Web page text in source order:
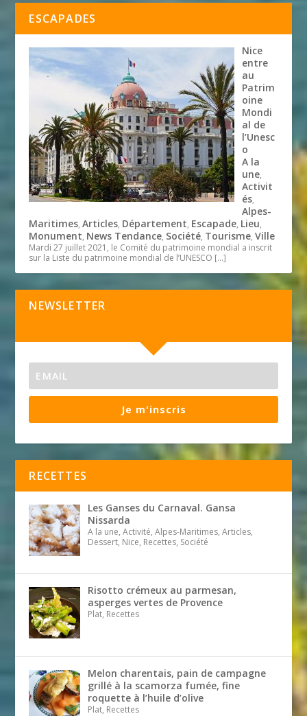
ESCAPADES
Nice
entre
au
Patrim
oine
Mondi
al de
l’Unesc
o
A la
une,
Activit
és,
Alpes-
Maritimes,Articles, Département, Escapade, Lieu,
Monument, News Tendance, Société, Tourisme,Ville
Mardi 27 juillet 2021, le Comité du patrimoine mondial a inscrit
sur la Liste du patrimoine mondial de l’UNESCO […]
NEWSLETTER
Je m'inscris
RECETTES
Les Ganses du Carnaval. Gansa
Nissarda
A la une, Activité, Alpes-Maritimes, Articles,
Dessert, Nice, Recettes, Société
Risotto crémeux au parmesan,
asperges vertes de Provence
Plat, Recettes
Melon charentais, pain de campagne
grillé à la scamorza fumée, fine
roquette à l’huile d’olive
Plat, Recettes